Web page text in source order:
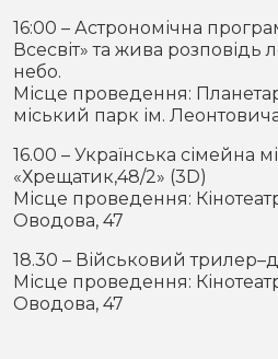
16:00 – Астрономічна
Всесвіт» та жива розповідь
небо.
Місце проведення:
міський парк ім.
16.00 – Українська сімейна
«Хрещатик,48/2» (3D)
Місце проведення:
Оводова, 47
18.30 – Військовий
Місце проведення:
Оводова, 47